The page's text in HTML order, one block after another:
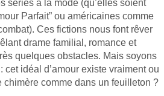
séries à la mode (qu’elles soient
Parfait” ou américaines comme
Ces fictions nous font rêver
drame familial, romance et
quelques obstacles. Mais soyons
cet idéal d’amour existe vraiment ou
chimère comme dans un feuilleton ?